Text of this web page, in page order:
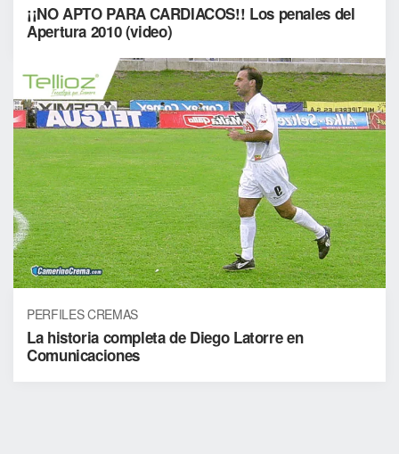
¡¡NO APTO PARA CARDIACOS!! Los penales del
Apertura 2010 (video)
PERFILES CREMAS
La historia completa de Diego Latorre en
Comunicaciones